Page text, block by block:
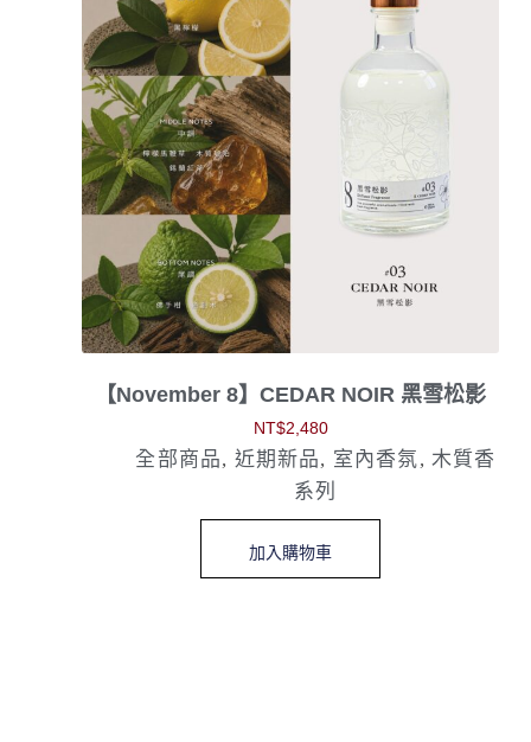
【November 8】CEDAR NOIR 黑雪松影
NT$2,480
全部商品, 近期新品, 室內香氛,木質香
系列
加入購物車